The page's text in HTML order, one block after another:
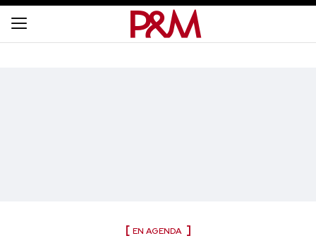
EN AGENDA